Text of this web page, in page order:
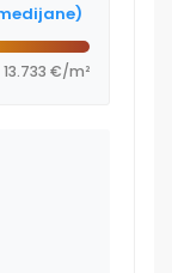
13.733 €/m²